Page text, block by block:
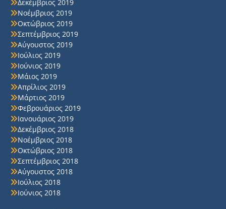
Δεκέμβριος 2019
Νοέμβριος 2019
Οκτώβριος 2019
Σεπτέμβριος 2019
Αύγουστος 2019
Ιούλιος 2019
Ιούνιος 2019
Μάιος 2019
Απρίλιος 2019
Μάρτιος 2019
Φεβρουάριος 2019
Ιανουάριος 2019
Δεκέμβριος 2018
Νοέμβριος 2018
Οκτώβριος 2018
Σεπτέμβριος 2018
Αύγουστος 2018
Ιούλιος 2018
Ιούνιος 2018